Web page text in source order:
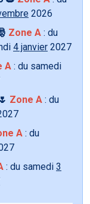
2026
Zone A : du
4 janvier 2027
A : du samedi
Zone A : du
A : du
: du samedi 3